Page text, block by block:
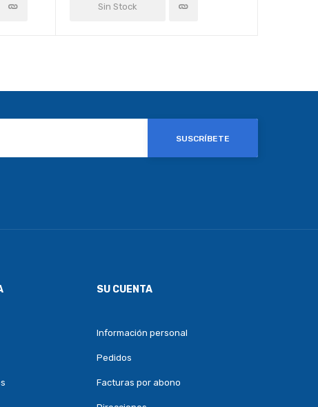
Sin Stock
SUSCRÍBETE
SU CUENTA
Información personal
Pedidos
Facturas por abono